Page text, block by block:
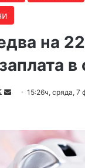
на
в
Follow
Send15:26ч, сряда, 7